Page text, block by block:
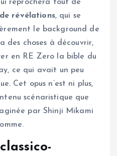
reprochera tout de
révélations, qui se
le background de
des choses à découvrir,
en RE Zero la bible du
ce qui avait un peu
Cet opus n’est ni plus,
scénaristique que
par Shinji Mikami